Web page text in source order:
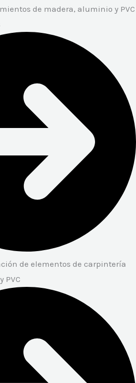
de madera, aluminio y PVC
de elementos de carpintería
PVC